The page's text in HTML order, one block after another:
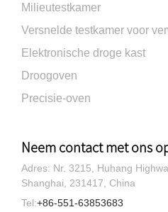
Milieutestkamer
Versnelde testkamer voor
Elektronische droge kast
Droogoven
Precisie-oven
Neem contact met ons
Adres: Nr. 3215, Huhang
Shanghai, 231417, China
Tel:+86-551-63853683